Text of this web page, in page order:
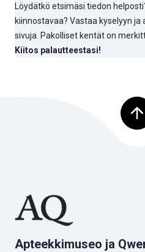
Löydätkö etsimäsi tiedon
kiinnostavaa? Vastaa kyselyyn
sivuja. Pakolliset kentät on
Kiitos palautteestasi!
Apteekkimuseo ja